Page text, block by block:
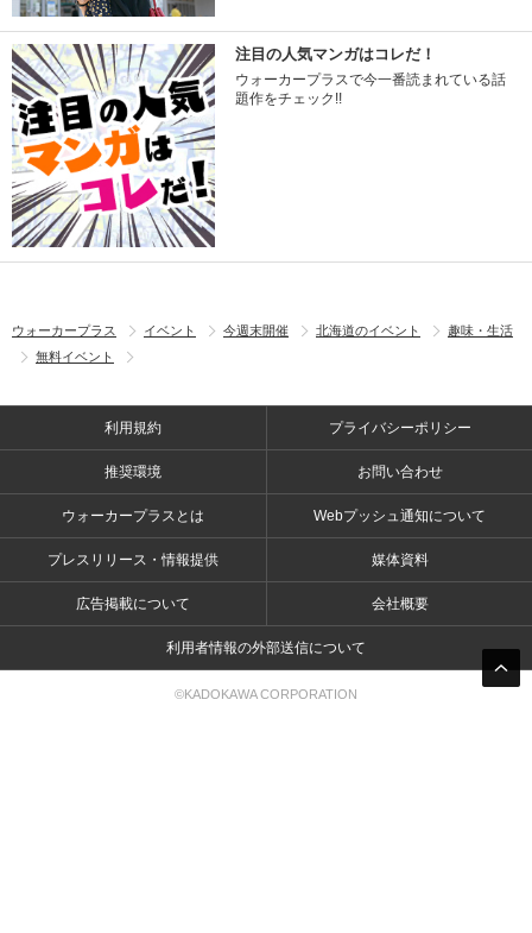
注目の人気マンガはコレだ！
ウォーカープラスで今一番読まれている話
題作をチェック!!
ウォーカープラス イベント 今週末開催 北海道のイベント
趣味・生活
無料イベント
利用規約 プライバシーポリシー
推奨環境 お問い合わせ
ウォーカープラスとは Webプッシュ通知について
プレスリリース・情報提供 媒体資料
広告掲載について 会社概要
利用者情報の外部送信について
©KADOKAWA CORPORATION